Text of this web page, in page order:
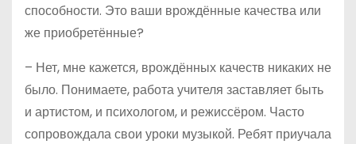
способности. Это ваши врождённые качества или
же приобретённые?
– Нет, мне кажется, врождённых качеств никаких не
было. Понимаете, работа учителя заставляет быть
и артистом, и психологом, и режиссёром. Часто
сопровождала свои уроки музыкой. Ребят приучала